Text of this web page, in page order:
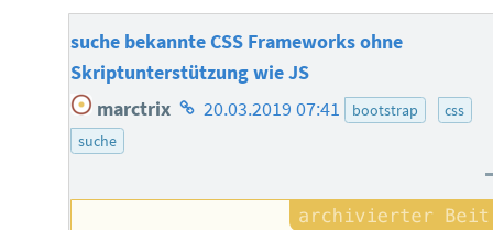
suche bekannte CSS Frameworks ohne
Skriptunterstützung wie JS
marctrix Homepage
20.03.2019 07:41 bootstrap
css
suche